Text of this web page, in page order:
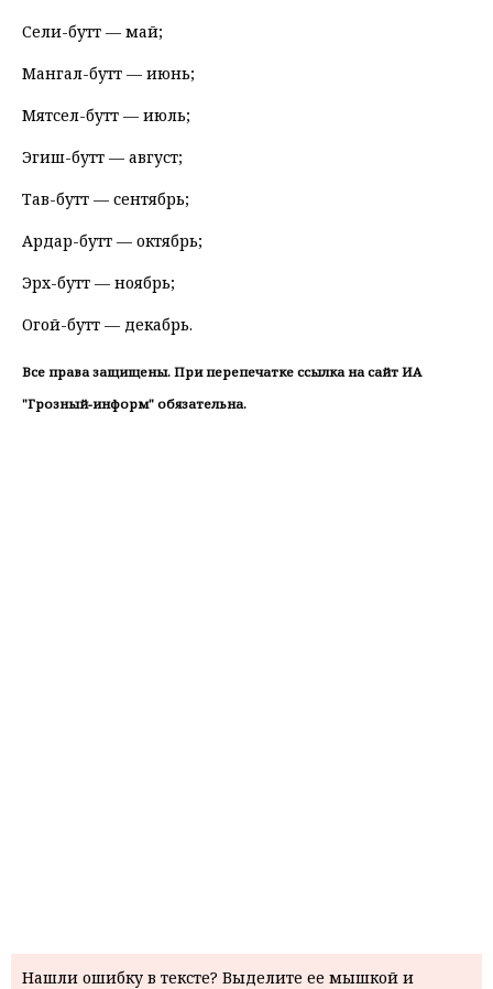
Сели-бутт — май;
Мангал-бутт — июнь;
Мятсел-бутт — июль;
Эгиш-бутт — август;
Тав-бутт — сентябрь;
Ардар-бутт — октябрь;
Эрх-бутт — ноябрь;
Огой-бутт — декабрь.
Все права защищены. При перепечатке ссылка на сайт ИА
"Грозный-информ" обязательна.
Нашли ошибку в тексте? Выделите ее мышкой и